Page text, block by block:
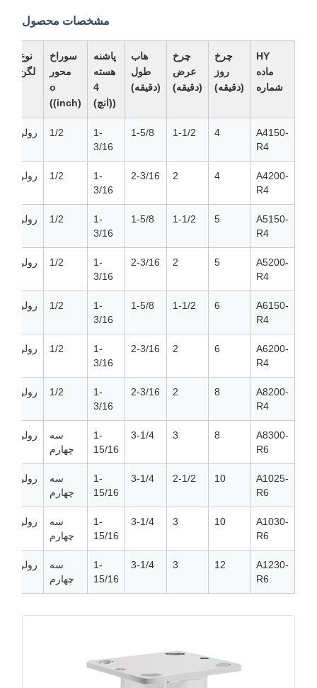
مشخصات محصول
HY
ماده
شماره
چرخ
روز
(دقيقه)
چرخ
عرض
(دقيقه)
هاب
طول
(دقيقه)
پاشنه
هسته
4
((انچ)
سوراخ
محور
o
((inch)
نوع
لگن
A4150-
R4
4
1-1/2
1-5/8
1-
3/16
1/2 رولر
A4200-
R4
4
2
2-3/16
1-
3/16
1/2 رولر
A5150-
R4
5
1-1/2
1-5/8
1-
3/16
1/2 رولر
A5200-
R4
5
2
2-3/16
1-
3/16
1/2 رولر
A6150-
R4
6
1-1/2
1-5/8
1-
3/16
1/2 رولر
A6200-
R4
6
2
2-3/16
1-
3/16
1/2 رولر
A8200-
R4
8
2
2-3/16
1-
3/16
1/2 رولر
A8300-
R6
8
3
3-1/4
1-
15/16
سه
چهارم
رولر
A1025-
R6
10
2-1/2
3-1/4
1-
15/16
سه
چهارم
رولر
A1030-
R6
10
3
3-1/4
1-
15/16
سه
چهارم
رولر
A1230-
R6
12
3
3-1/4
1-
15/16
سه
چهارم
رولر